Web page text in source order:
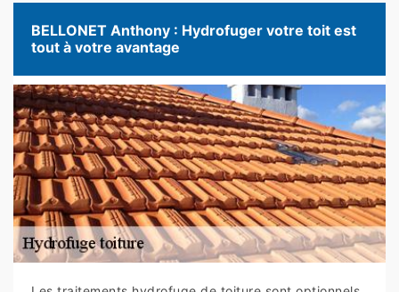
BELLONET Anthony : Hydrofuger votre toit est
tout à votre avantage